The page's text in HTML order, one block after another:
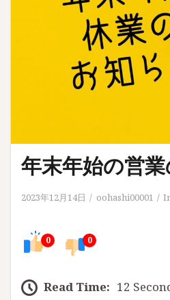
年末年始の営
2023年12月14日 oohashi00001
0 0
Read Time: 12